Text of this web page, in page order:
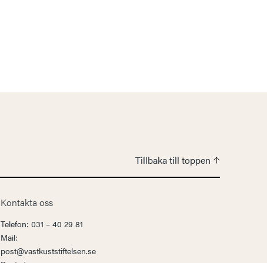
Tillbaka till toppen
Kontakta oss
Telefon: 031 – 40 29 81
Mail:
post@vastkuststiftelsen.se